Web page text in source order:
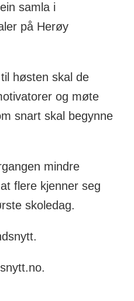
samla i
på Herøy
høsten skal de
og møte
snart skal begynne
mindre
flere kjenner seg
skoledag.